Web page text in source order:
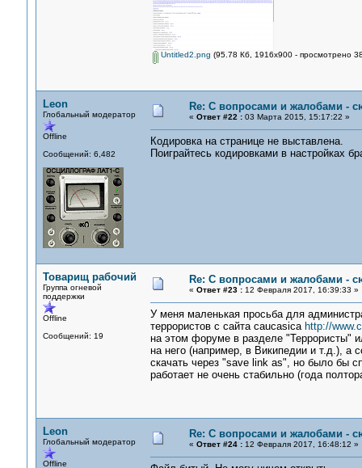
Untitled2.png (95.78 Кб, 1916x900 - просмотрено
Leon
Глобальный модератор
Offline
Сообщений: 6,482
Re: С вопросами и жалобами -
« Ответ #22 :03 Марта 2015, 15:17:22 »
Кодировка на странице не выставлена.
Поиграйтесь кодировками в настройках
Товарищ рабочий
Группа огневой
поддержки
Offline
Сообщений: 19
Re: С вопросами и жалобами -
« Ответ #23 :12 Февраля 2017, 16:39:33 »
У меня маленькая просьба для
террористов с сайта caucasica http://
на этом форуме в разделе "Террористы"
на него (например, в Википедии и т.д.),
скачать через "save link as", но было бы
работает не очень стабильно (года
Leon
Глобальный модератор
Offline
Re: С вопросами и жалобами -
« Ответ #24 :12 Февраля 2017, 16:48:12 »